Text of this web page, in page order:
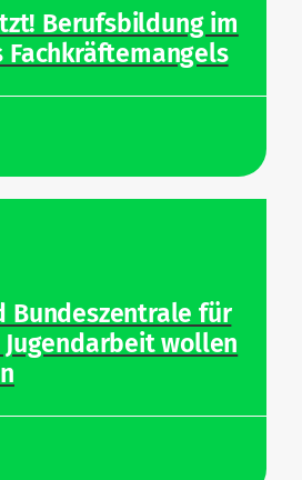
Berufs­bildung im
Fachkräftemangels
Bun­des­zen­trale für
wollen